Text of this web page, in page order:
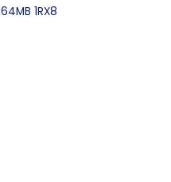
64MB 1RX8